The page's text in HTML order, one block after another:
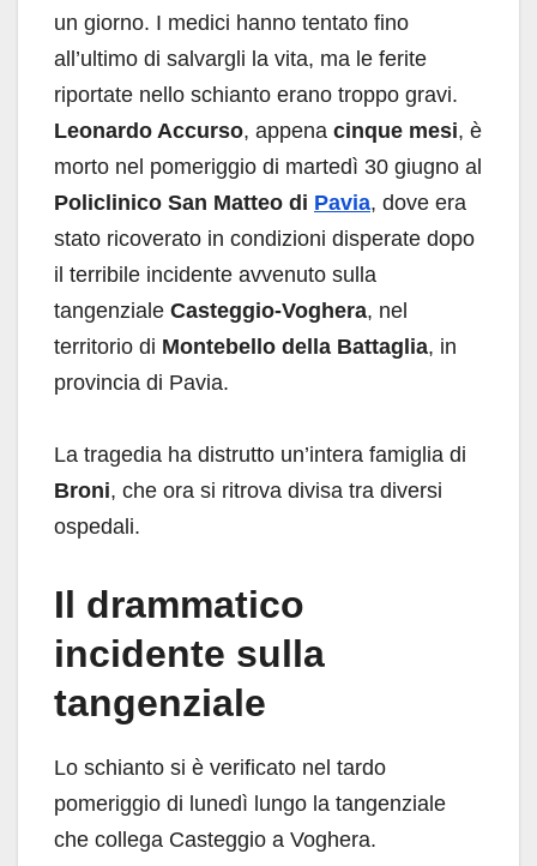
un giorno. I medici hanno tentato fino
all’ultimo di salvargli la vita, ma le ferite
riportate nello schianto erano troppo gravi.
Leonardo Accurso, appena cinque mesi, è
morto nel pomeriggio di martedì 30 giugno al
Policlinico San Matteo di Pavia, dove era
stato ricoverato in condizioni disperate dopo
il terribile incidente avvenuto sulla
tangenziale Casteggio-Voghera, nel
territorio di Montebello della Battaglia, in
provincia di Pavia.
La tragedia ha distrutto un’intera famiglia di
Broni, che ora si ritrova divisa tra diversi
ospedali.
Il drammatico
incidente sulla
tangenziale
Lo schianto si è verificato nel tardo
pomeriggio di lunedì lungo la tangenziale
che collega Casteggio a Voghera.